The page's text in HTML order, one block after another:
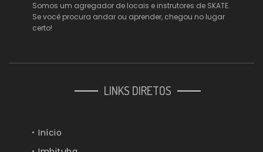
Somos um agregador de locais e instrutores de SKATE.
Se você procura andar ou aprender, chegou no lugar
certo!
LINKS DIRETOS
Início